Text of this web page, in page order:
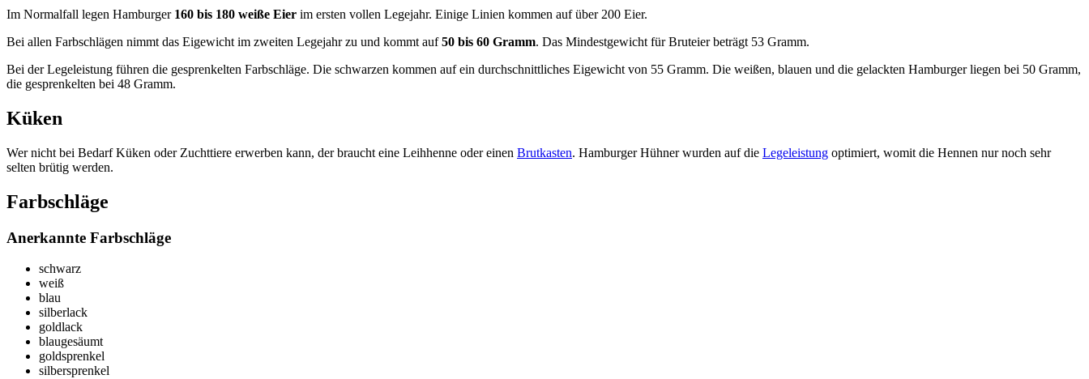
Im Normalfall legen Hamburger 160 bis 180 weiße Eier im ersten vollen Legejahr. Einige Linien kommen auf über 200 Eier.
Bei allen Farbschlägen nimmt das Eigewicht im zweiten Legejahr zu und kommt auf50 bis 60 Gramm. Das Mindestgewicht für Bruteier beträgt 53 Gramm.
Bei der Legeleistung führen die gesprenkelten Farbschläge. Die schwarzen kommen auf ein durchschnittliches Eigewicht von 55 Gramm. Die weißen, blauen und die gelackten Hamburger liegen bei 50 Gramm,
die gesprenkelten bei 48 Gramm.
Küken
Wer nicht bei Bedarf Küken oder Zuchttiere erwerben kann, der braucht eine Leihhenne oder einen Brutkasten. Hamburger Hühner wurden auf die Legeleistung optimiert, womit die Hennen nur noch sehr
selten brütig werden.
Farbschläge
Anerkannte Farbschläge
schwarz
weiß
blau
silberlack
goldlack
blaugesäumt
goldsprenkel
silbersprenkel